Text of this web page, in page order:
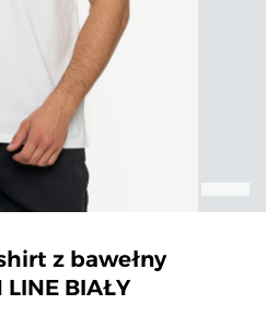
z bawełny
BIAŁY